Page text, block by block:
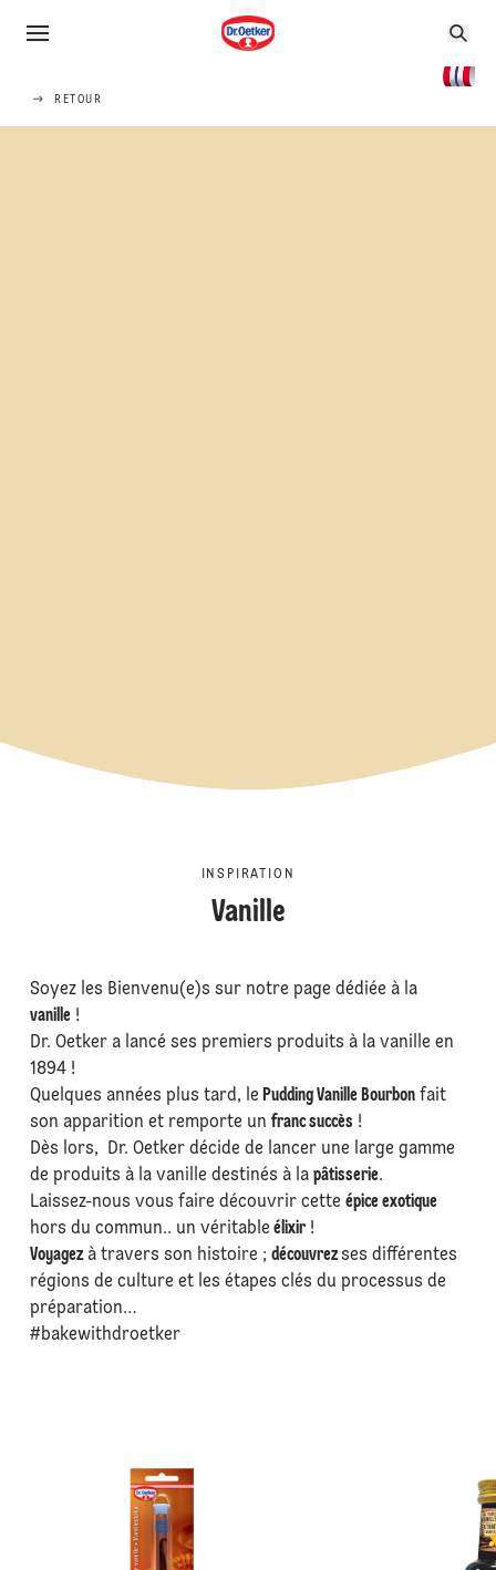
RETOUR
INSPIRATION
Vanille
Soyez les Bienvenu(e)s sur notre page dédiée à la
vanille!
Dr. Oetker a lancé ses premiers produits à la vanille en
1894 !
Quelques années plus tard, le Pudding Vanille Bourbonfait
son apparition et remporte un franc succès !
Dès lors, Dr. Oetker décide de lancer une large gamme
de produits à la vanille destinés à la pâtisserie.
Laissez-nous vous faire découvrir cette épice exotique
hors du commun.. un véritable élixir!
Voyagezà travers son histoire ; découvrezses différentes
régions de culture et les étapes clés du processus de
préparation…
#bakewithdroetker